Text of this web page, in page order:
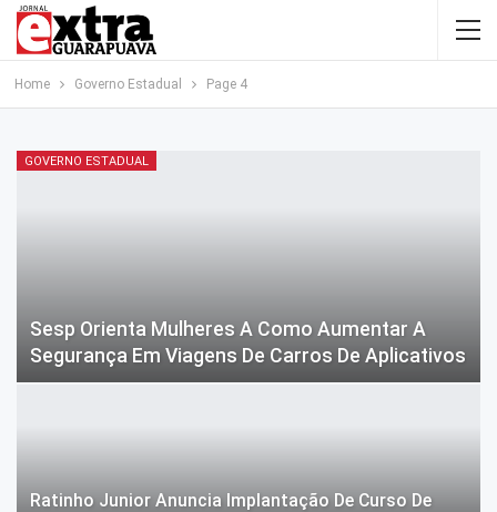
Home Governo Estadual Page 4
GOVERNO ESTADUAL
Sesp Orienta Mulheres A Como Aumentar A
Segurança Em Viagens De Carros De Aplicativos
Ratinho Junior Anuncia Implantação De Curso De